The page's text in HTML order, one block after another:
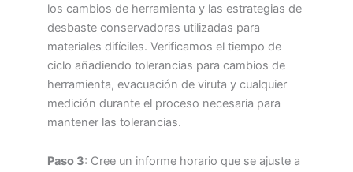
los cambios de herramienta y las estrategias de
desbaste conservadoras utilizadas para
materiales difíciles. Verificamos el tiempo de
ciclo añadiendo tolerancias para cambios de
herramienta, evacuación de viruta y cualquier
medición durante el proceso necesaria para
mantener las tolerancias.
Paso 3: Cree un informe horario que se ajuste a